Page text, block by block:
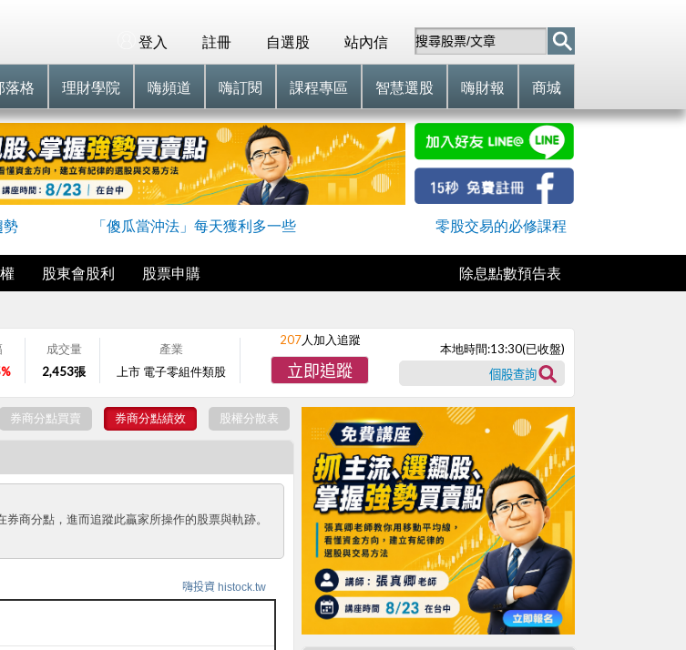
站內信
自選股
註冊
登入
落格 理財學院 嗨頻道 嗨訂閱 課程專區 智慧選股 嗨財報 商城
勢 「傻瓜當沖法」每天獲利多一些 零股交易的必修課程
股東會股利 股票申購 除息點數預告表
成交量
2,453張
產業
上市 電子零組件類股
207人加入追蹤
立即追蹤
本地時間:13:30(已收盤)
券商分點買賣 券商分點績效 股權分散表
商分點，進而追蹤此贏家所操作的股票與軌跡。
嗨投資 histock.tw